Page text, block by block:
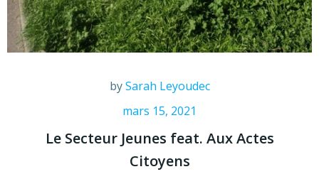
bySarah Leyoudec
mars 15, 2021
Le Secteur Jeunes feat. Aux Actes
Citoyens